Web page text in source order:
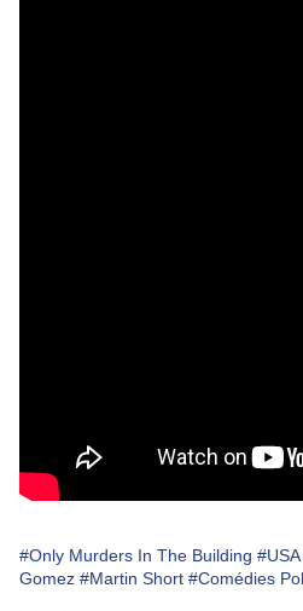
#Only Murders In The Building #USA
Gomez #Martin Short #Comédies